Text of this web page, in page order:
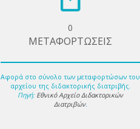
0
ΜΕΤΑΦΟΡΤΩΣΕΙΣ
Αφορά στο σύνολο των μεταφορτώσων του
αρχείου της διδακτορικής διατριβής.
Πηγή: Εθνικό Αρχείο Διδακτορικών
Διατριβών.